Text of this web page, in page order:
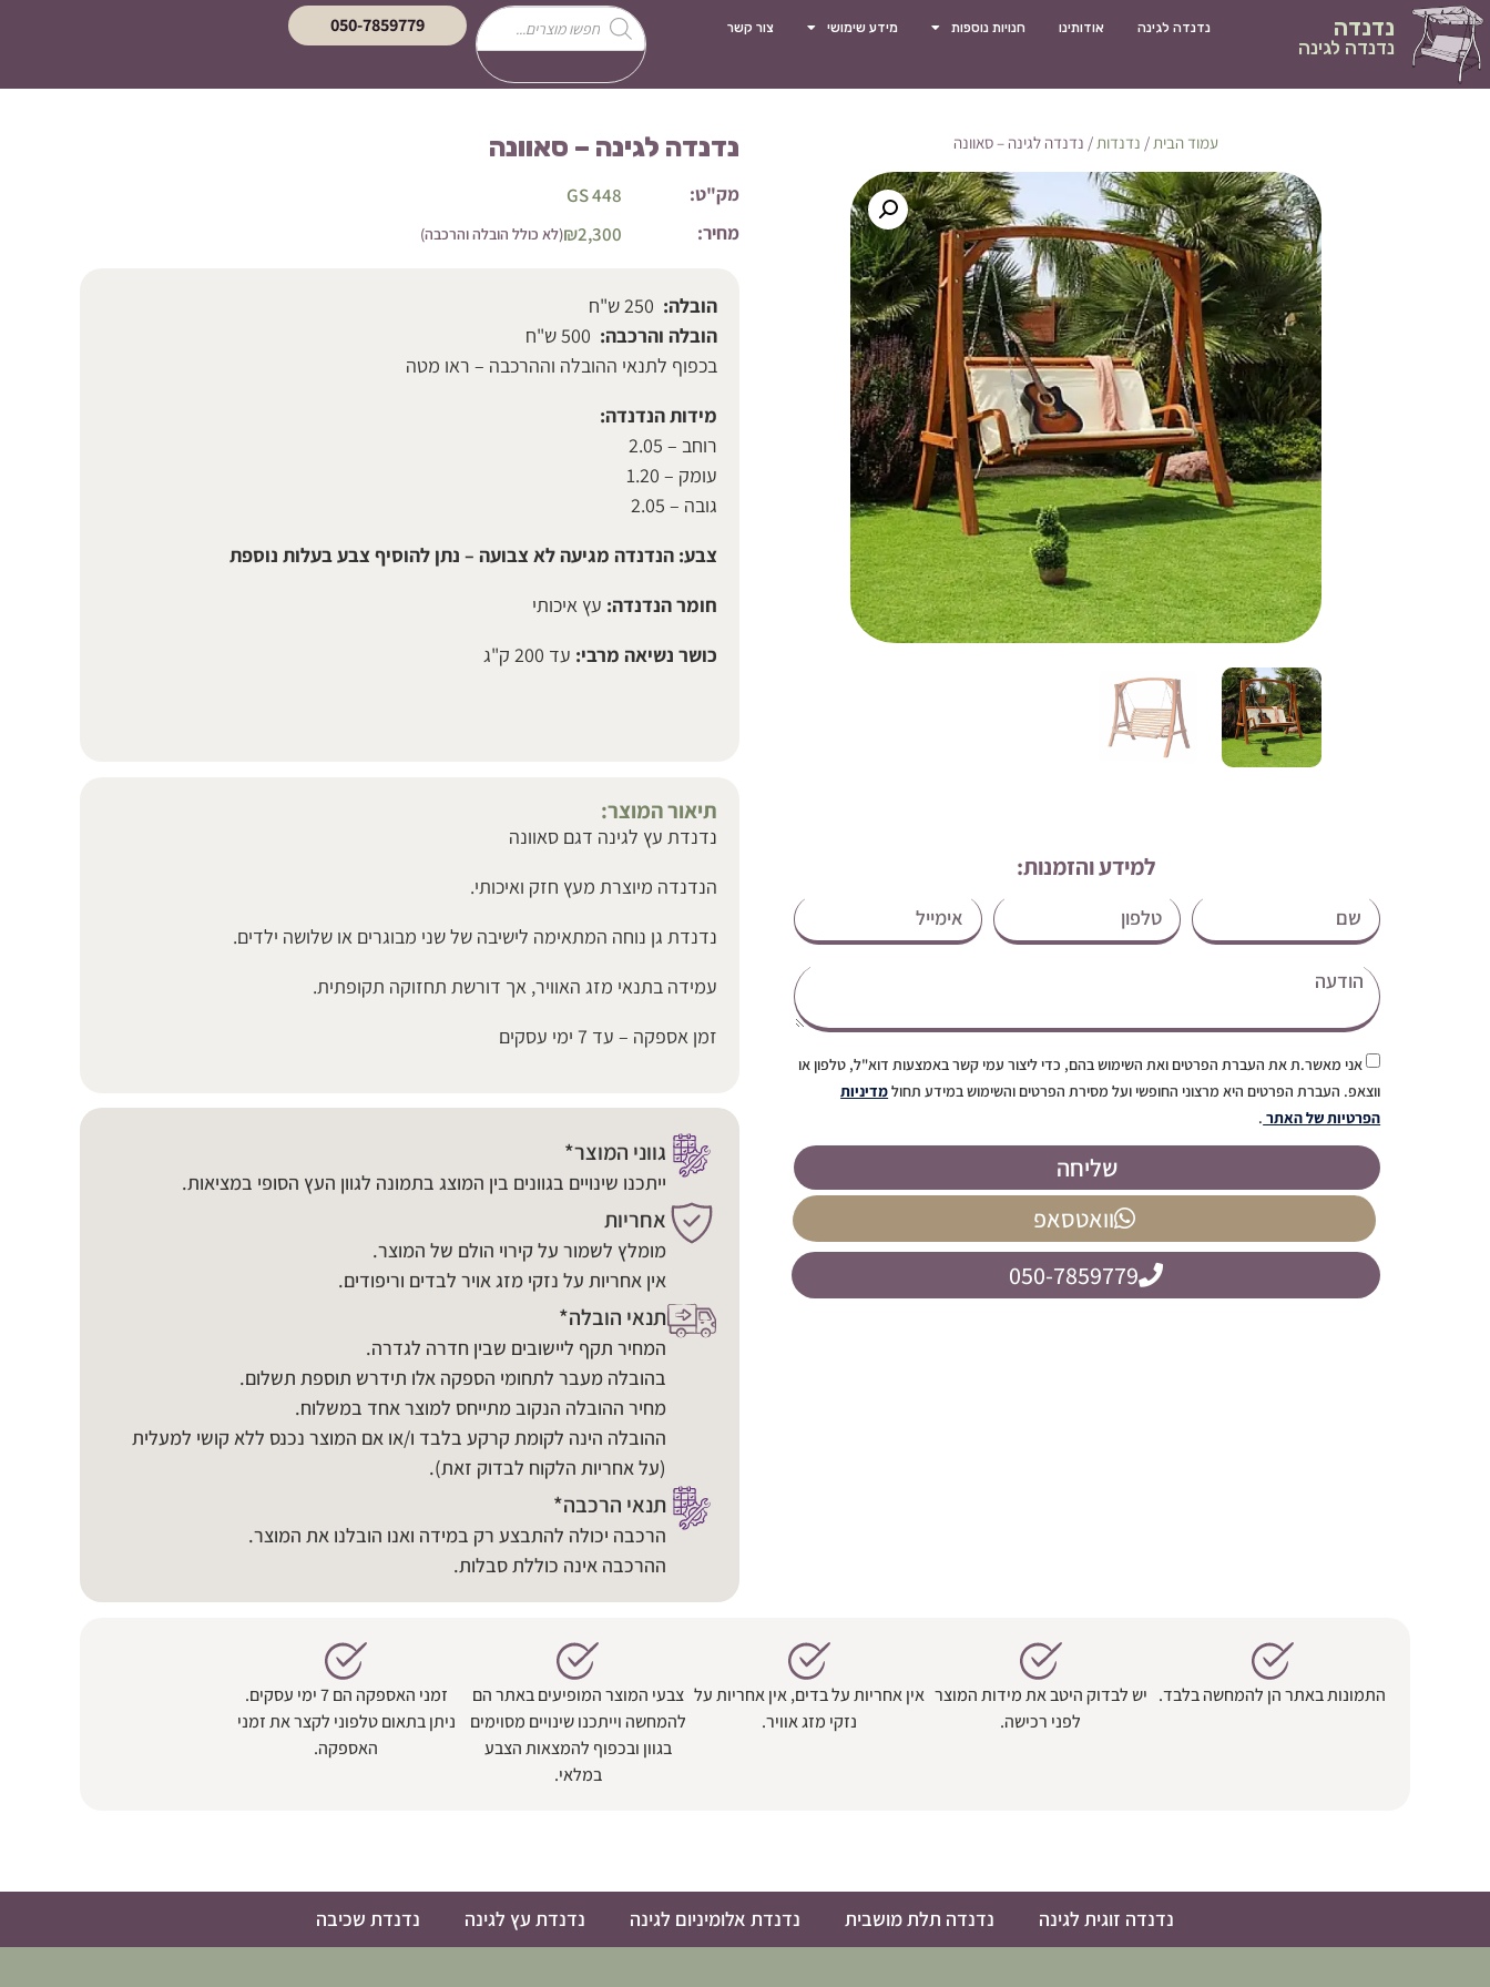
נדנדה
נדנדה לגינה
נדנדה לגינה אודותינו חנויות נוספות מידע שימושי צור קשר 050-7859779
עמוד הבית / נדנדות / נדנדה לגינה – סאוונה
למידע והזמנות:
אני מאשר.ת את העברת הפרטים ואת השימוש בהם, כדי ליצור עמי קשר באמצעות דוא"ל, טלפון או
ווצאפ. העברת הפרטים היא מרצוני החופשי ועל מסירת הפרטים והשימוש במידע תחולמדיניות
הפרטיות של האתר .
שליחה
וואטסאפ
050-7859779
נדנדה לגינה – סאוונה
מק"ט:
GS 448
מחיר:
₪2,300 (לא כולל הובלה והרכבה)
הובלה: 250 ש"ח
הובלה והרכבה: 500 ש"ח
בכפוף לתנאי ההובלה וההרכבה – ראו מטה
מידות הנדנדה:
רוחב – 2.05
עומק – 1.20
גובה – 2.05
צבע: הנדנדה מגיעה לא צבועה – נתן להוסיף צבע בעלות נוספת
חומר הנדנדה: עץ איכותי
כושר נשיאה מרבי: עד 200 ק"ג
תיאור המוצר:
נדנדת עץ לגינה דגם סאוונה
הנדנדה מיוצרת מעץ חזק ואיכותי.
נדנדת גן נוחה המתאימה לישיבה של שני מבוגרים או שלושה ילדים.
עמידה בתנאי מזג האוויר, אך דורשת תחזוקה תקופתית.
זמן אספקה – עד 7 ימי עסקים
גווני המוצר*
ייתכנו שינויים בגוונים בין המוצג בתמונה לגוון העץ הסופי במציאות.
אחריות
מומלץ לשמור על קירוי הולם של המוצר.
אין אחריות על נזקי מזג אויר לבדים וריפודים.
תנאי הובלה*
המחיר תקף ליישובים שבין חדרה לגדרה.
בהובלה מעבר לתחומי הספקה אלו תידרש תוספת תשלום.
מחיר ההובלה הנקוב מתייחס למוצר אחד במשלוח.
ההובלה הינה לקומת קרקע בלבד ו/או אם המוצר נכנס ללא קושי למעלית
(על אחריות הלקוח לבדוק זאת).
תנאי הרכבה*
הרכבה יכולה להתבצע רק במידה ואנו הובלנו את המוצר.
ההרכבה אינה כוללת סבלות.
התמונות באתר הן להמחשה בלבד. יש לבדוק היטב את מידות המוצר
לפני רכישה.
אין אחריות על בדים, אין אחריות על
נזקי מזג אוויר.
צבעי המוצר המופיעים באתר הם
להמחשה וייתכנו שינויים מסוימים
בגוון ובכפוף להמצאות הצבע
במלאי.
זמני האספקה הם 7 ימי עסקים.
ניתן בתאום טלפוני לקצר את זמני
האספקה.
נדנדה זוגית לגינה נדנדה תלת מושבית נדנדת אלומיניום לגינה נדנדת עץ לגינה נדנדת שכיבה